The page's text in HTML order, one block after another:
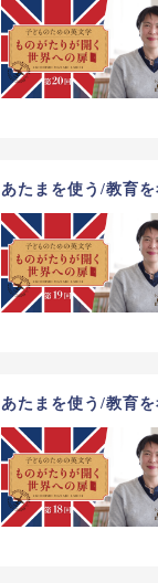
あたまを使う/教育
あたまを使う/教育